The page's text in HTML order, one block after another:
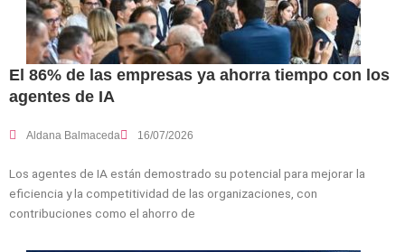
El 86% de las empresas ya ahorra tiempo con los
agentes de IA
Aldana Balmaceda 16/07/2026
Los agentes de IA están demostrado su potencial para mejorar la
eficiencia y la competitividad de las organizaciones, con
contribuciones como el ahorro de